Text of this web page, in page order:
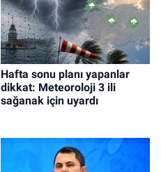
Hafta sonu planı yapanlar
dikkat: Meteoroloji 3 ili
sağanak için uyardı